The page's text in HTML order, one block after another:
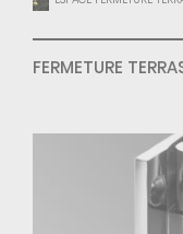
FERMETURE